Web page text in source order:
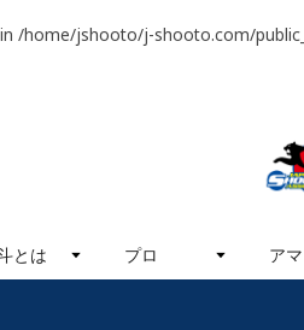
/home/jshooto/j-shooto.com/
とは プロ アマ